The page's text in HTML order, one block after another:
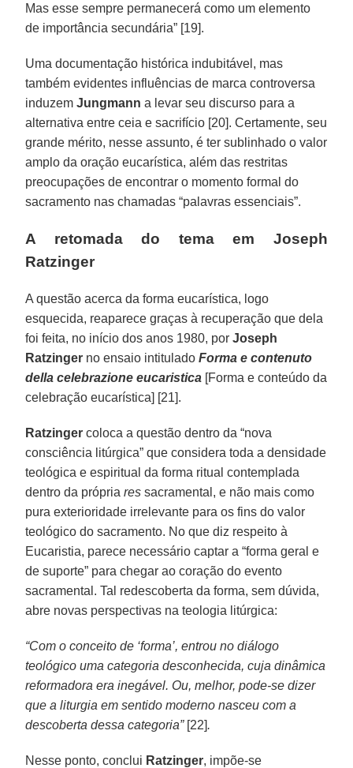
Mas esse sempre permanecerá como um elemento
de importância secundária” [19].
Uma documentação histórica indubitável, mas
também evidentes influências de marca controversa
induzemJungmann a levar seu discurso para a
alternativa entre ceia e sacrifício [20]. Certamente, seu
grande mérito, nesse assunto, é ter sublinhado o valor
amplo da oração eucarística, além das restritas
preocupações de encontrar o momento formal do
sacramento nas chamadas “palavras essenciais”.
A retomada do tema em Joseph
Ratzinger
A questão acerca da forma eucarística, logo
esquecida, reaparece graças à recuperação que dela
foi feita, no início dos anos 1980, porJoseph
Ratzinger no ensaio intituladoForma e contenuto
della celebrazione eucaristica [Forma e conteúdo da
celebração eucarística] [21].
Ratzinger coloca a questão dentro da “nova
consciência litúrgica” que considera toda a densidade
teológica e espiritual da forma ritual contemplada
dentro da própriares sacramental, e não mais como
pura exterioridade irrelevante para os fins do valor
teológico do sacramento. No que diz respeito à
Eucaristia, parece necessário captar a “forma geral e
de suporte” para chegar ao coração do evento
sacramental. Tal redescoberta da forma, sem dúvida,
abre novas perspectivas na teologia litúrgica:
“Com o conceito de ‘forma’, entrou no diálogo
teológico uma categoria desconhecida, cuja dinâmica
reformadora era inegável. Ou, melhor, pode-se dizer
que a liturgia em sentido moderno nasceu com a
descoberta dessa categoria” [22].
Nesse ponto, conclui Ratzinger, impõe-se